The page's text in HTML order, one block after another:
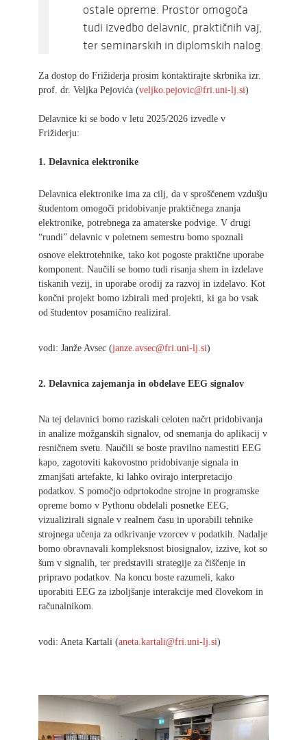
ostale opreme. Prostor omogoča
tudi izvedbo delavnic, praktičnih vaj,
ter seminarskih in diplomskih nalog.
Za dostop do Frižiderja prosim kontaktirajte skrbnika izr.
prof. dr. Veljka Pejovića (veljko.pejovic@fri.uni-lj.si)
Delavnice ki se bodo v letu 2025/2026 izvedle v
Frižiderju:
1. Delavnica elektronike
Delavnica elektronike ima za cilj, da v sproščenem vzdušju
študentom omogoči pridobivanje praktičnega znanja
elektronike, potrebnega za amaterske podvige. V drugi
“rundi” delavnic v poletnem semestru bomo spoznali
osnove elektrotehnike, tako kot pogoste praktične uporabe
komponent. Naučili se bomo tudi risanja shem in izdelave
tiskanih vezij, in uporabe orodij za razvoj in izdelavo. Kot
končni projekt bomo izbirali med projekti, ki ga bo vsak
od študentov posamično realiziral.
vodi: Janže Avsec (janze.avsec@fri.uni-lj.si)
2. Delavnica zajemanja in obdelave EEG signalov
Na tej delavnici bomo raziskali celoten načrt pridobivanja
in analize možganskih signalov, od snemanja do aplikacij v
resničnem svetu. Naučili se boste pravilno namestiti EEG
kapo, zagotoviti kakovostno pridobivanje signala in
zmanjšati artefakte, ki lahko ovirajo interpretacijo
podatkov. S pomočjo odprtokodne strojne in programske
opreme bomo v Pythonu obdelali posnetke EEG,
vizualizirali signale v realnem času in uporabili tehnike
strojnega učenja za odkrivanje vzorcev v podatkih. Nadalje
bomo obravnavali kompleksnost biosignalov, izzive, kot so
šum v signalih, ter predstavili strategije za čiščenje in
pripravo podatkov. Na koncu boste razumeli, kako
uporabiti EEG za izboljšanje interakcije med človekom in
računalnikom.
vodi: Aneta Kartali (aneta.kartali@fri.uni-lj.si)